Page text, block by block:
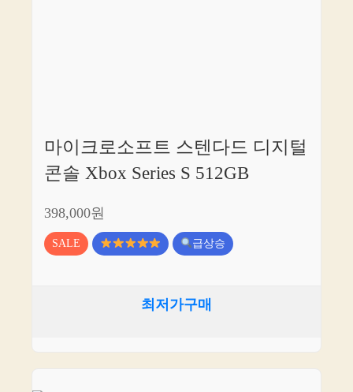
마이크로소프트 스텐다드 디지털
콘솔 Xbox Series S 512GB
398,000원
SALE 급상승
최저가구매